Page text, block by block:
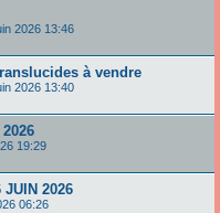
2026 13:46
à vendre
2026 13:40
19:29
JUIN 2026
06:26